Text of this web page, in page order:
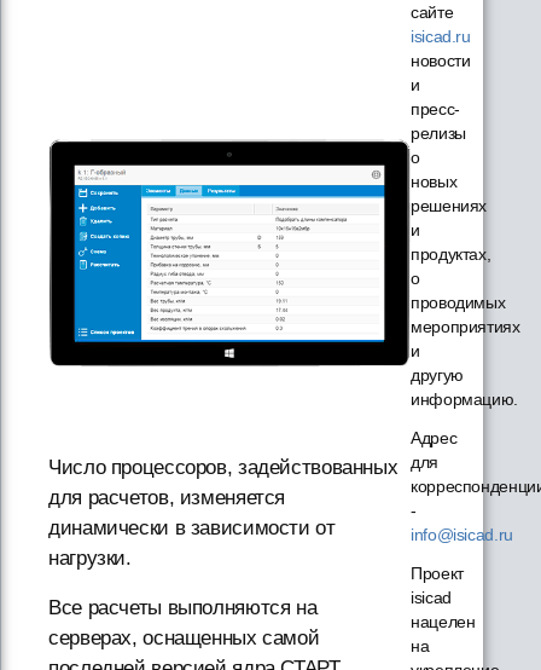
Число процессоров, задействованных
для расчетов, изменяется
динамически в зависимости от
нагрузки.
Все расчеты выполняются на
серверах, оснащенных самой
сайте
isicad.ru
новости
и
пресс-
релизы
о
новых
решениях
и
продуктах,
о
проводимых
мероприятиях
и
другую
информацию.
Адрес
для
-
info@isicad.ru
Проект
isicad
нацелен
на